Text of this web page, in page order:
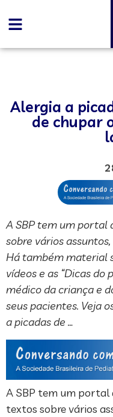
Alergia a
de chupar
A SBP tem um portal
sobre vários
Há também material
vídeos e as “Dicas do
médico da criança e
seus pacientes. Veja
a picadas de …
A SBP tem um portal
textos sobre vários